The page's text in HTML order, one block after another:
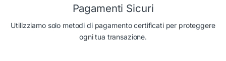
Pagamenti Sicuri
Utilizziamo solo metodi di pagamento certificati per proteggere
ogni tua transazione.